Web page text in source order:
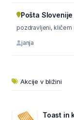
Pošta
janja
Akcije v bližini
Toast in